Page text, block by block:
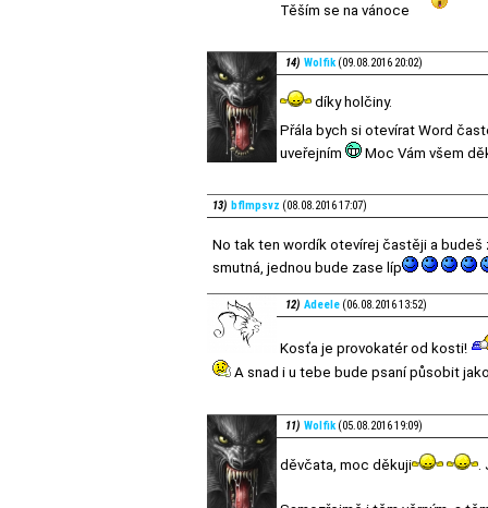
Těším se na vánoce
14) Wolfik (09.08.2016 20:02)
díky holčiny.
Přála bych si otevírat Word
uveřejním
Moc Vám všem
13) bflmpsvz (08.08.2016 17:07)
No tak ten wordík otevírej častěji a budeš
smutná, jednou bude zase líp
12) Adeele (06.08.2016 13:52)
Kosťa je provokatér od kosti!
A snad i u tebe bude psaní působit
11) Wolfik (05.08.2016 19:09)
děvčata, moc děkuji .